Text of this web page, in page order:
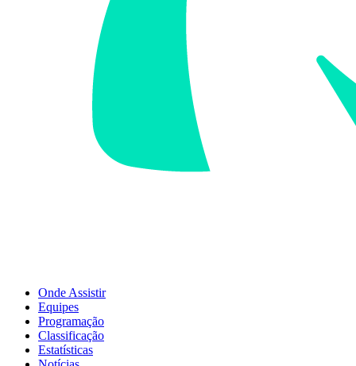
Onde Assistir
Equipes
Programação
Classificação
Estatísticas